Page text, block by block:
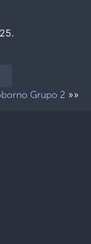
Grupo 2 »»